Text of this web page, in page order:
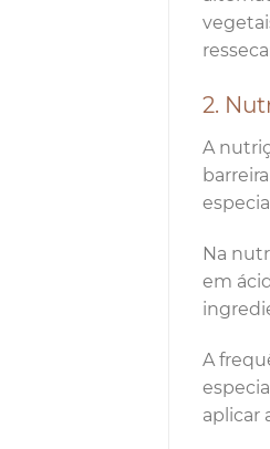
2.
A
Na
em
A
aplicar